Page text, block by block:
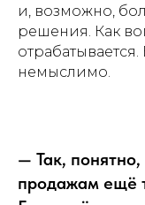
и, возможно,
решения. Как
немыслимо.
— Так,
продажам ещё